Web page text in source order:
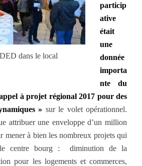
dans le local
particip
ative
était
une
donnée
importa
nte du
à projet régional 2017 pour des
» sur le volet opérationnel.
attribuer une enveloppe d’un million
mener à bien les nombreux projets qui
le centre bourg : diminution de la
pour les logements et commerces,